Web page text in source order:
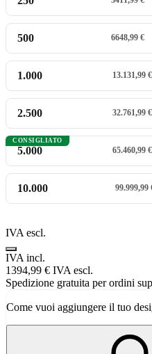
500 6648,99 €
1.000 13.131,99 €
2.500 32.761,99 €
CONSIGLIATO
5.000 65.460,99 €
10.000 99.999,99
IVA escl.
IVA incl.
1394,99 € IVA escl.
Spedizione gratuita per ordini
Come vuoi aggiungere il tuo